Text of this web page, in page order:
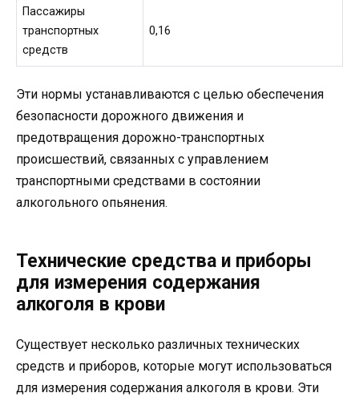
Пассажиры
транспортных
средств
0,16
Эти нормы устанавливаются с целью обеспечения
безопасности дорожного движения и
предотвращения дорожно-транспортных
происшествий, связанных с управлением
транспортными средствами в состоянии
алкогольного опьянения.
Технические средства и приборы
для измерения содержания
алкоголя в крови
Существует несколько различных технических
средств и приборов, которые могут использоваться
для измерения содержания алкоголя в крови. Эти